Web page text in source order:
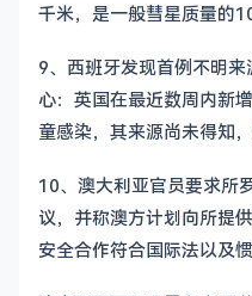
千米，是一般彗星质量的10
9、西班牙发现首例不明
心：英国在最近数周内新
童感染，其来源尚未得知
10、澳大利亚官员要求所
议，并称澳方计划向所提
安全合作符合国际法以及惯